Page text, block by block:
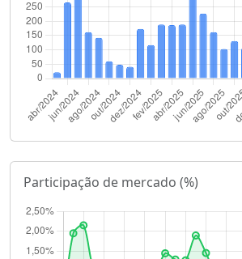
Participação de mercado (%)